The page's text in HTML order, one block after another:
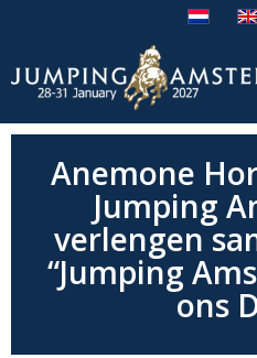
Anemone
Jumping
verlengen
“Jumping
ons